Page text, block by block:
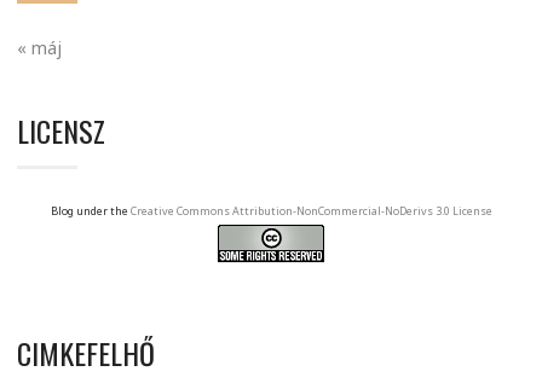
« máj
LICENSZ
Blog under the Creative Commons Attribution-NonCommercial-NoDerivs 3.0 License
CIMKEFELHŐ